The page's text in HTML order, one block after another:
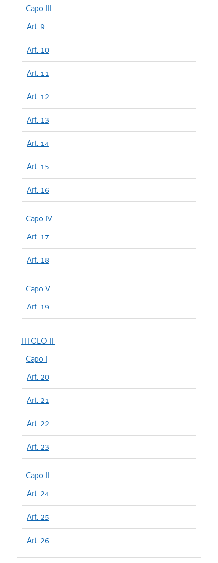
Capo III
Art. 9
Art. 10
Art. 11
Art. 12
Art. 13
Art. 14
Art. 15
Art. 16
Capo IV
Art. 17
Art. 18
Capo V
Art. 19
TITOLO III
Capo I
Art. 20
Art. 21
Art. 22
Art. 23
Capo II
Art. 24
Art. 25
Art. 26